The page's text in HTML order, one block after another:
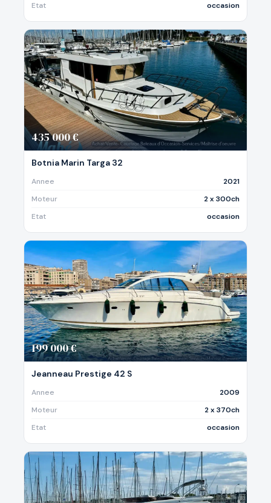
Etat
occasion
435 000 €
Botnia Marin Targa 32
Annee
2021
Moteur
2 x 300ch
Etat
occasion
199 000 €
Jeanneau Prestige 42 S
Annee
2009
Moteur
2 x 370ch
Etat
occasion